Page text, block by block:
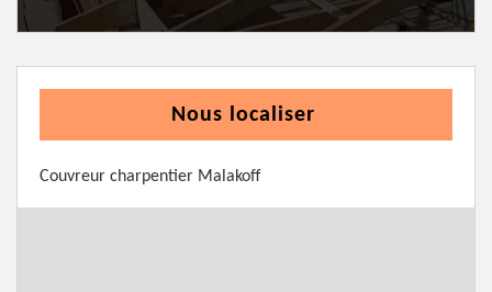
Nous localiser
Couvreur charpentier Malakoff